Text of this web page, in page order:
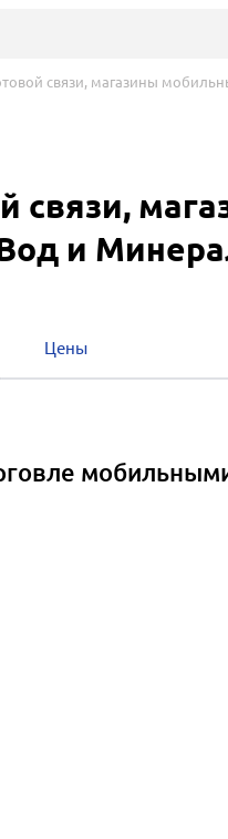
связи, магазины
связи,
и
Цены